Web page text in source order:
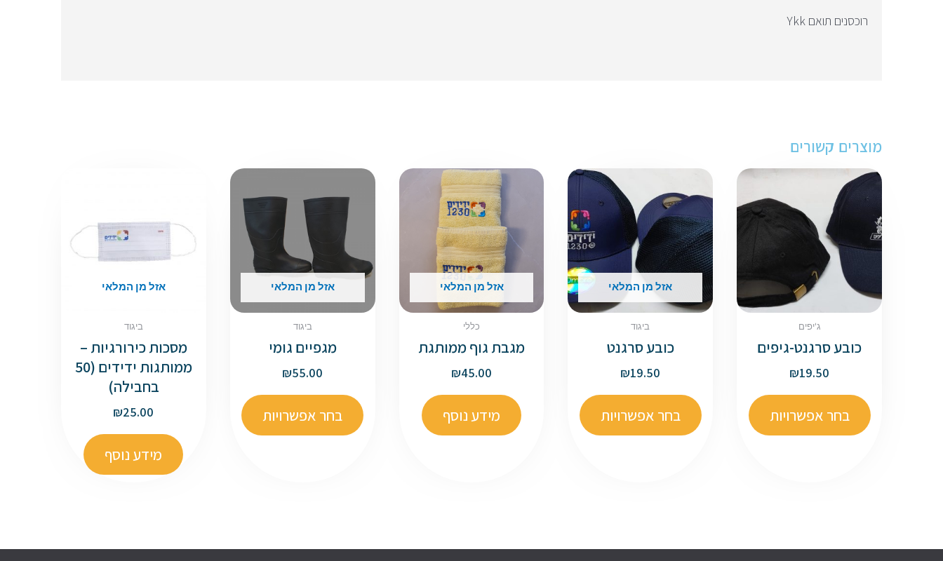
רוכסנים תואם Ykk
מוצרים קשורים
ג'יפים
כובע סרגנט-גיפים
₪19.50
בחר אפשרויות
אזל מן המלאי
ביגוד
כובע סרגנט
₪19.50
בחר אפשרויות
אזל מן המלאי
כללי
מגבת גוף ממותגת
₪45.00
מידע נוסף
אזל מן המלאי
ביגוד
מגפיים גומי
₪55.00
בחר אפשרויות
אזל מן המלאי
ביגוד
מסכות כירורגיות –
ממותגות ידידים (50
בחבילה)
₪25.00
מידע נוסף